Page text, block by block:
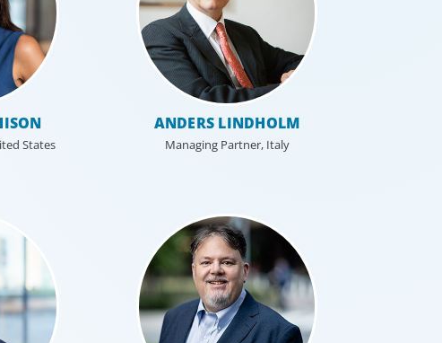
States
ANDERS LINDHOLM
Managing Partner, Italy